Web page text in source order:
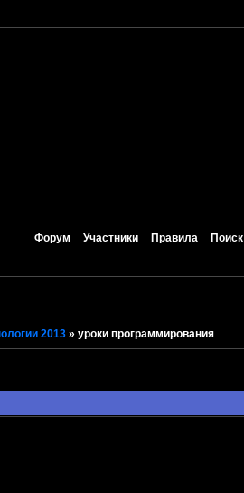
Форум Участники Правила Поиск
2013 » уроки программирования